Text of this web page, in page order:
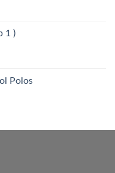
1 )
Polos